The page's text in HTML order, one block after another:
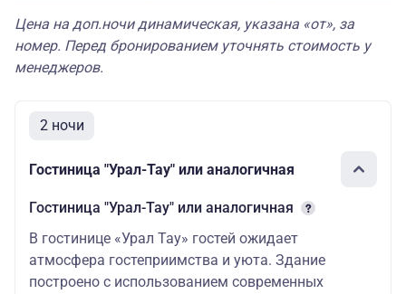
Цена на доп.ночи динамическая, указана «от», за
номер. Перед бронированием уточнять стоимость у
менеджеров.
2 ночи
Гостиница "Урал-Тау" или аналогичная
Гостиница "Урал-Тау" или аналогичная
В гостинице «Урал Тау» гостей ожидает
атмосфера гостеприимства и уюта. Здание
построено с использованием современных